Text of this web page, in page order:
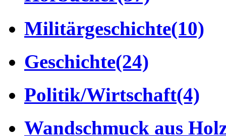
Militärgeschichte(10)
Geschichte(24)
Politik/Wirtschaft(4)
Wandschmuck aus